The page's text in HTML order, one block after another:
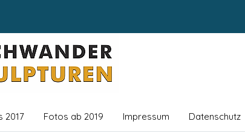
2017 Fotos ab 2019 Impressum Datenschutz